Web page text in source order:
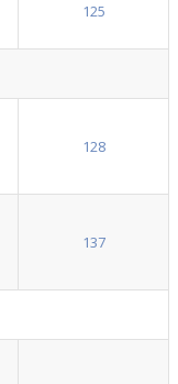
125
128
137